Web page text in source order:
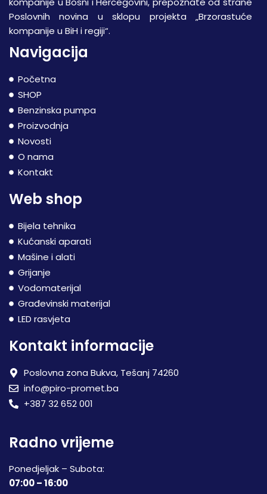
Poslovnih novina u sklopu projekta „Brzorastuće
kompanije u BiH i regiji“.
Navigacija
Početna
SHOP
Benzinska pumpa
Proizvodnja
Novosti
O nama
Kontakt
Web shop
Bijela tehnika
Kućanski aparati
Mašine i alati
Grijanje
Vodomaterijal
Građevinski materijal
LED rasvjeta
Kontakt informacije
Poslovna zona Bukva, Tešanj 74260
info@piro-promet.ba
+387 32 652 001
Radno vrijeme
Ponedjeljak – Subota:
07:00 – 16:00